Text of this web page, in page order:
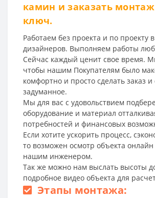
камин и заказать
ключ.
Работаем без проекта и по проекту
дизайнеров. Выполняем работы
Сейчас каждый ценит свое время.
чтобы нашим Покупателям было
комфортно и просто сделать заказ
задуманное.
Мы для вас с удовольствием
оборудование и материал
потребностей и финансовых
Если хотите ускорить процесс,
то возможен осмотр объекта онлайн
нашим инженером.
Так же можно нам выслать высоты
подробное видео объекта для
Этапы монтажа: